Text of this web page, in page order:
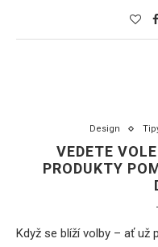
Design
VEDETE
PRODUKTY
Když se blíží volby – ať už